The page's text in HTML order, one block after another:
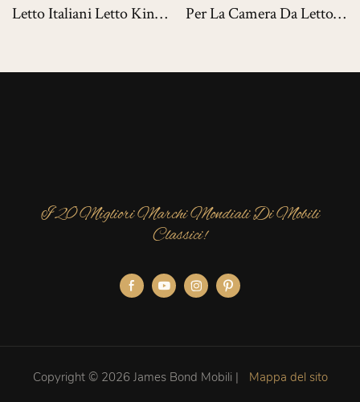
Letto Italiani Letto King
Per La Camera Da Letto
I 20 Migliori Marchi Mondiali Di Mobili
Classici!
Copyright © 2026 James Bond Mobili | Mappa del sito